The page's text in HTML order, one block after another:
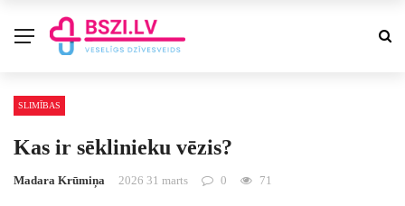
SLIMĪBAS
Kas ir sēklinieku vēzis?
Madara Krūmiņa 2026 31 marts 0 71